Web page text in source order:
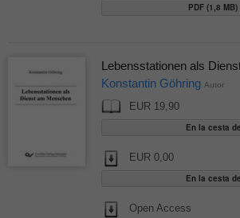
PDF (1,8
Lebensstationen als
Konstantin Göhring Autor
EUR 19,90
EUR 0,00
Open Access